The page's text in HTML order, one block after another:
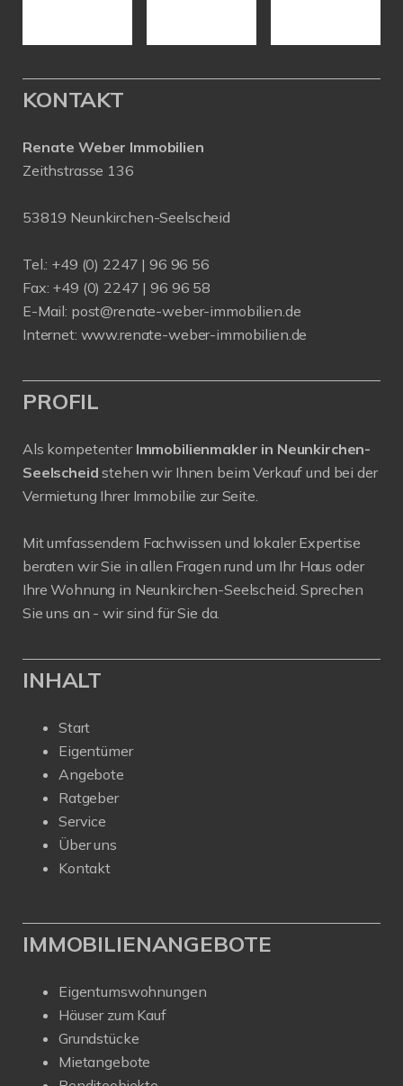
KONTAKT
Renate Weber Immobilien
Zeithstrasse 136
53819 Neunkirchen-Seelscheid
Tel.: +49 (0) 2247 | 96 96 56
Fax: +49 (0) 2247 | 96 96 58
E-Mail: post@renate-weber-immobilien.de
Internet: www.renate-weber-immobilien.de
PROFIL
Als kompetenter Immobilienmakler in Neunkirchen-
Seelscheidstehen wir Ihnen beim Verkauf und bei der
Vermietung Ihrer Immobilie zur Seite.
Mit umfassendem Fachwissen und lokaler Expertise
beraten wir Sie in allen Fragen rund um Ihr Haus oder
Ihre Wohnung in Neunkirchen-Seelscheid. Sprechen
Sie uns an - wir sind für Sie da.
INHALT
Start
Eigentümer
Angebote
Ratgeber
Service
Über uns
Kontakt
IMMOBILIENANGEBOTE
Eigentumswohnungen
Häuser zum Kauf
Grundstücke
Mietangebote